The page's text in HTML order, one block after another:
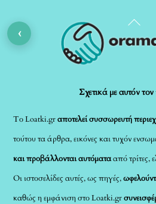
Back
To
Σχετικά με αυτόν
Το Loatki.grαποτελεί συσσωρευτή
τούτου τα άρθρα, εικόνες και τυχόν
και προβάλλονται αυτόματααπό τρίτες,
Οι ιστοσελίδες αυτές, ως πηγές,
καθώς η εμφάνιση στο Loatki.gr
‹